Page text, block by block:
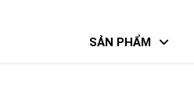
SẢN PHẨM